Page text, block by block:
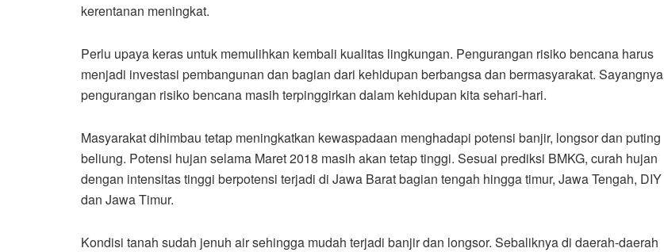
kerentanan meningkat.
Perlu upaya keras untuk memulihkan kembali kualitas lingkungan. Pengurangan risiko bencana harus
menjadi investasi pembangunan dan bagian dari kehidupan berbangsa dan bermasyarakat. Sayangnya
pengurangan risiko bencana masih terpinggirkan dalam kehidupan kita sehari-hari.
Masyarakat dihimbau tetap meningkatkan kewaspadaan menghadapi potensi banjir, longsor dan puting
beliung. Potensi hujan selama Maret 2018 masih akan tetap tinggi. Sesuai prediksi BMKG, curah hujan
dengan intensitas tinggi berpotensi terjadi di Jawa Barat bagian tengah hingga timur, Jawa Tengah, DIY
dan Jawa Timur.
Kondisi tanah sudah jenuh air sehingga mudah terjadi banjir dan longsor. Sebaliknya di daerah-daerah